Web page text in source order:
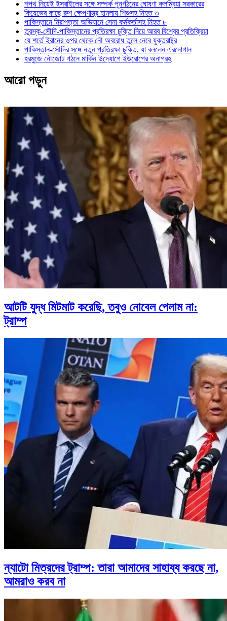
শপথ নিয়েই ইসরাইলের সঙ্গে সম্পর্ক পুনর্গঠনের ঘোষণা কলম্বিয়া সরকারের
কিয়েভের কাছে রুশ ক্ষেপণাস্ত্র হামলায় শিশুসহ নিহত ৩
পাকিস্তানে নিরাপত্তা অভিযানে সেনা কর্মকর্তাসহ নিহত ৮
তুরস্ক-সৌদি-পাকিস্তানের প্রতিরক্ষা চুক্তি নিয়ে আরব বিশ্বের প্রতিক্রিয়া
যে শর্তে ইরানের ওপর থেকে নৌ অবরোধ তুলে নেবে যুক্তরাষ্ট্র
পাকিস্তান-সৌদির সঙ্গে নতুন প্রতিরক্ষা চুক্তি, যা বললেন এরদোগান
হরমুজে নৌজোট গঠনে মার্কিন উদ্যোগে ইউরোপের অনাগ্রহ
আরো পড়ুন
আটটি যুদ্ধ মিটমাট করেছি, তবুও নোবেল পেলাম না:
ট্রাম্প
ন্যাটো মিত্রদের ট্রাম্প: তারা আমাদের সাহায্য করছে না,
আমরাও করব না